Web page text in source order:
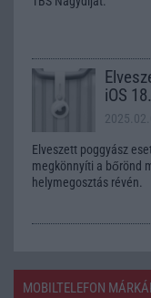
iOS
Elveszett poggyász
megkönnyíti a bőrönd
helymegosztás révén.
MOBILTELEFON